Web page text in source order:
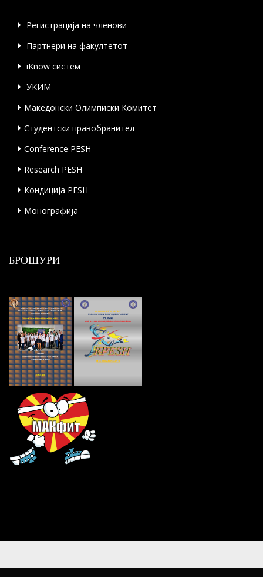
Регистрација на членови
Партнери на факултетот
iKnow систем
УКИМ
Македонски Олимписки Комитет
Студентски правобранител
Conference PESH
Research PESH
Кондиција PESH
Монографија
БРОШУРИ